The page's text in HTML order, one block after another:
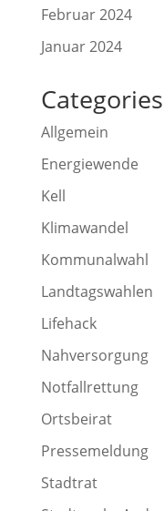
Februar 2024
Januar 2024
Categories
Allgemein
Energiewende
Kell
Klimawandel
Kommunalwahl
Landtagswahlen
Lifehack
Nahversorgung
Notfallrettung
Ortsbeirat
Pressemeldung
Stadtrat